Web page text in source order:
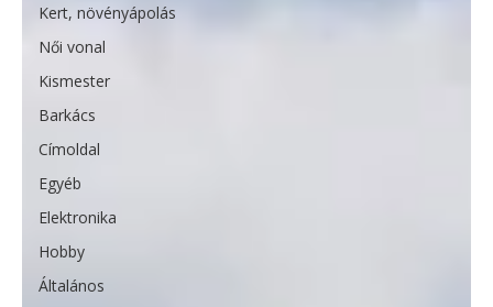
Kert, növényápolás
Női vonal
Kismester
Barkács
Címoldal
Egyéb
Elektronika
Hobby
Általános